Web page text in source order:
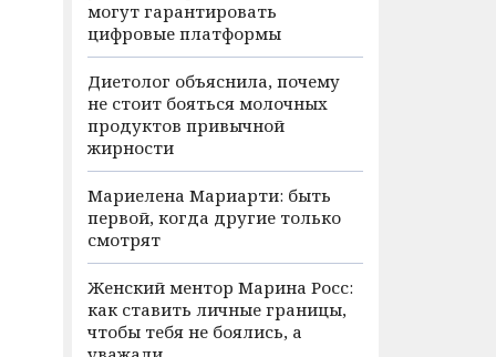
могут гарантировать
цифровые платформы
Диетолог объяснила, почему
не стоит бояться молочных
продуктов привычной
жирности
Мариелена Мариарти: быть
первой, когда другие только
смотрят
Женский ментор Марина Росс:
как ставить личные границы,
чтобы тебя не боялись, а